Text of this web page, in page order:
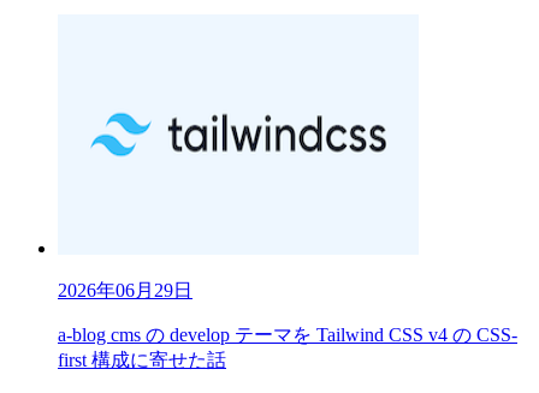
2026年06月29日
a-blog cms の develop テーマを Tailwind CSS v4 の CSS-
first 構成に寄せた話